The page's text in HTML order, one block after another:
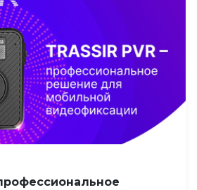
профессиональное